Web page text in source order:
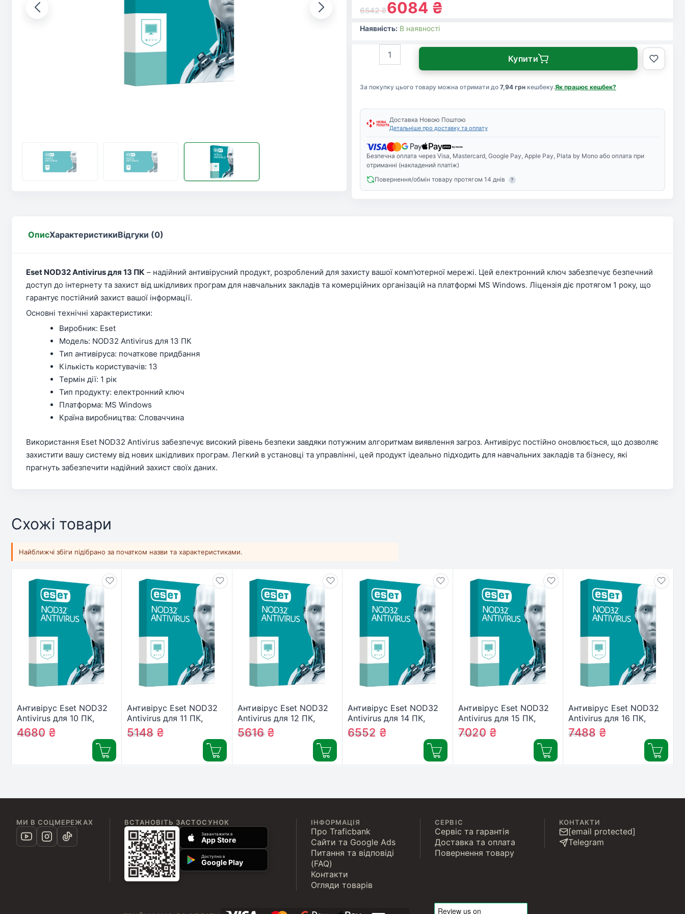
6542₴6084 ₴
Наявність: В наявності
За покупку цього товару можна отримати до 7,94 грнкешбеку.Як працює кешбек?
для
ПК,
лицензия
(16_13_1)
кількість
Купити
Доставка Новою Поштою
Детальніше про доставку та оплату
Безпечна оплата через Visa, Mastercard, Google Pay, Apple Pay, Plata by Mono або оплата при
отриманні (накладений платіж)
Повернення/обмін товару протягом 14 днів
?
ОписХарактеристикиВідгуки (0)
Eset NOD32 Antivirus для 13 ПК – надійний антивірусний продукт, розроблений для захисту вашої комп'ютерної мережі. Цей електронний ключ забезпечує безпечний
доступ до інтернету та захист від шкідливих програм для навчальних закладів та комерційних організацій на платформі MS Windows. Ліцензія діє протягом 1 року, що
гарантує постійний захист вашої інформації.
Основні технічні характеристики:
Виробник: Eset
Модель: NOD32 Antivirus для 13 ПК
Тип антивіруса: початкове придбання
Кількість користувачів: 13
Термін дії: 1 рік
Тип продукту: електронний ключ
Платформа: MS Windows
Країна виробництва: Словаччина
Використання Eset NOD32 Antivirus забезпечує високий рівень безпеки завдяки потужним алгоритмам виявлення загроз. Антивірус постійно оновлюється, що дозволяє
захистити вашу систему від нових шкідливих програм. Легкий в установці та управлінні, цей продукт ідеально підходить для навчальних закладів та бізнесу, які
прагнуть забезпечити надійний захист своїх даних.
Схожі товари
Найближчі збіги підібрано за початком назви та характеристиками.
Антивірус Eset NOD32
Antivirus для 10 ПК,
лицензия на 1year
(16_10_1)
5033₴
4680 ₴
Антивірус Eset NOD32
Antivirus для 11 ПК,
лицензия на 1year
(16_11_1)
5536₴
5148 ₴
Антивірус Eset NOD32
Antivirus для 12 ПК,
лицензия на 1year
(16_12_1)
6039₴
5616₴
Антивірус Eset NOD32
Antivirus для 14 ПК,
лицензия на 1year
(16_14_1)
7046₴
6552 ₴
Антивірус Eset NOD32
Antivirus для 15 ПК,
лицензия на 1year
(16_15_1)
7549₴
7020 ₴
Антивірус Eset NOD32
Antivirus для 16 ПК,
лицензия на 1year
(16_16_1)
8052₴
7488 ₴
МИ В СОЦМЕРЕЖАХ ВСТАНОВІТЬ ЗАСТОСУНОК
Завантажити в
App Store
Доступно в
Google Play
ІНФОРМАЦІЯ
Про Traficbank
Сайти та Google Ads
Питання та відповіді
(FAQ)
Контакти
Огляди товарів
СЕРВІС
Сервіс та гарантія
Доставка та оплата
Повернення товару
КОНТАКТИ
[email protected]
Telegram